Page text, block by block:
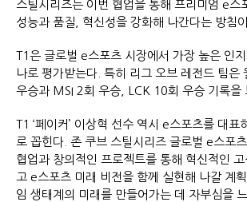
스틸시리즈는 이번 협업을 통해 프리미엄 e스
성능과 품질, 혁신성을 강화해 나간다는 방
T1은 글로벌 e스포츠 시장에서 가장 높은 인
나로 평가받는다. 특히 리그 오브 레전드 팀은
우승과 MSI 2회 우승, LCK 10회 우승 기록
T1 ‘페이커’ 이상혁 선수 역시 e스포츠를 대표
로 꼽힌다. 존 쿠브 스틸시리즈 글로벌 e스포
협업과 창의적인 프로젝트를 통해 혁신적인 고
고 e스포츠 미래 비전을 함께 실현해 나갈 계획
임 생태계의 미래를 만들어가는 데 자부심을